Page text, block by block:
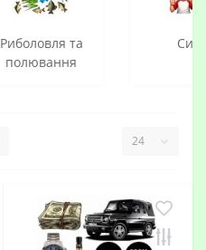
Риболовля та
полювання